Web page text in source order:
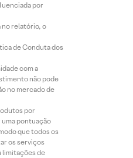
por
no relatório, o
de Conduta dos
com a
não pode
no mercado de
por
pontuação
que todos os
os serviços
limitações de